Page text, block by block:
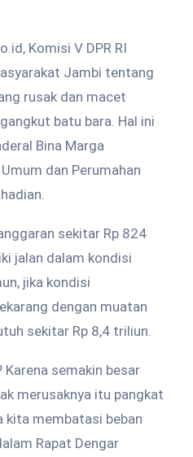
Komisi V DPR RI
Jambi tentang
rusak dan macet
batu bara. Hal ini
Bina Marga
dan Perumahan
sekitar Rp 824
jalan dalam kondisi
jika kondisi
dengan muatan
sekitar Rp 8,4 triliun.
Karena semakin besar
merusaknya itu pangkat
kita membatasi beban
Rapat Dengar